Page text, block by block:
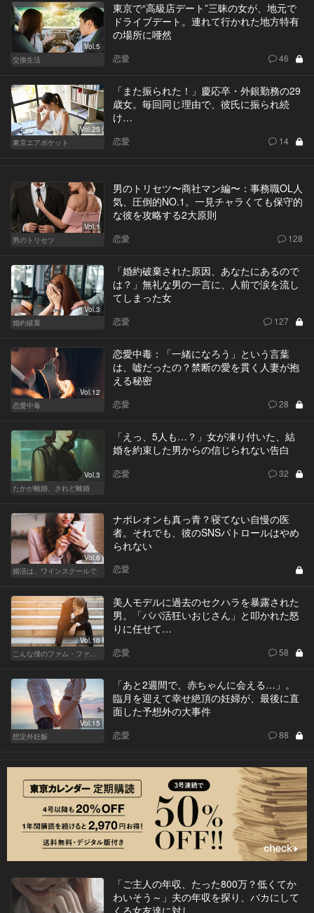
Vol.5
交換生活
東京で“高級店デート”三昧の女が、地元で
ドライブデート。連れて行かれた地方特有
の場所に唖然
恋愛 46
Vol.25
東京エアポケット
「また振られた！」慶応卒・外銀勤務の29
歳女。毎回同じ理由で、彼氏に振られ続
け…
恋愛 14
Vol.1
男のトリセツ
男のトリセツ〜商社マン編〜：事務職OL人
気、圧倒的NO.1。一見チャラくても保守的
な彼を攻略する2大原則
恋愛 128
Vol.3
婚約破棄
「婚約破棄された原因、あなたにあるので
は？」無礼な男の一言に、人前で涙を流し
てしまった女
恋愛 127
Vol.12
恋愛中毒
恋愛中毒：「一緒になろう」という言葉
は、嘘だったの？禁断の愛を貫く人妻が抱
える秘密
恋愛 28
Vol.3
たかが離婚、されど離婚
「えっ、5人も…？」女が凍り付いた、結
婚を約束した男からの信じられない告白
恋愛 32
Vol.6
婚活は、ワインスクールで
ナポレオンも真っ青？寝てない自慢の医
者。それでも、彼のSNSパトロールはやめ
られない
恋愛
Vol.10
こんな僕のファム・ファタル
美人モデルに過去のセクハラを暴露された
男。「パパ活狂いおじさん」と叩かれた怒
りに任せて…
恋愛 58
Vol.15
想定外妊娠
「あと2週間で、赤ちゃんに会える…」。
臨月を迎えて幸せ絶頂の妊婦が、最後に直
面した予想外の大事件
恋愛 88
「ご主人の年収、たった800万？低くてか
わいそう～」夫の年収を探り、バカにして